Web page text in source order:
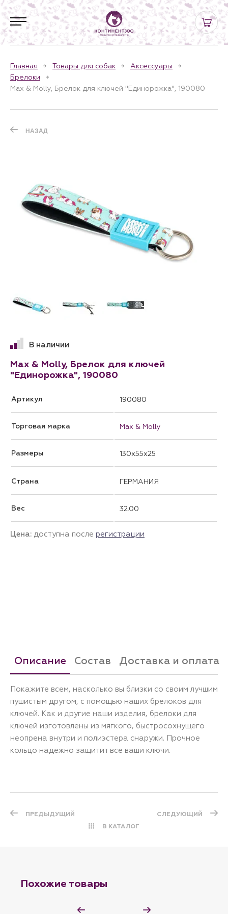
Главная Товары для собак
Аксессуары
Брелоки
Max & Molly, Брелок для ключей "Единорожка", 190080
НАЗАД
В наличии
Max & Molly, Брелок для ключей
"Единорожка", 190080
Артикул 190080
Торговая марка Max & Molly
Размеры 130x55x25
Страна ГЕРМАНИЯ
Вес 32.00
Цена: доступна после регистрации
Описание Состав Доставка и оплата
Покажите всем, насколько вы близки со своим лучшим
пушистым другом, с помощью наших брелоков для
ключей. Как и другие наши изделия, брелоки для
ключей изготовлены из мягкого, быстросохнущего
неопрена внутри и полиэстера снаружи. Прочное
кольцо надежно защитит все ваши ключи.
ПРЕДЫДУЩИЙ
В КАТАЛОГ
СЛЕДУЮЩИЙ
Похожие товары